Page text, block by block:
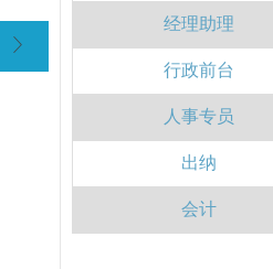
经理助理
行政前台
人事专员
出纳
会计